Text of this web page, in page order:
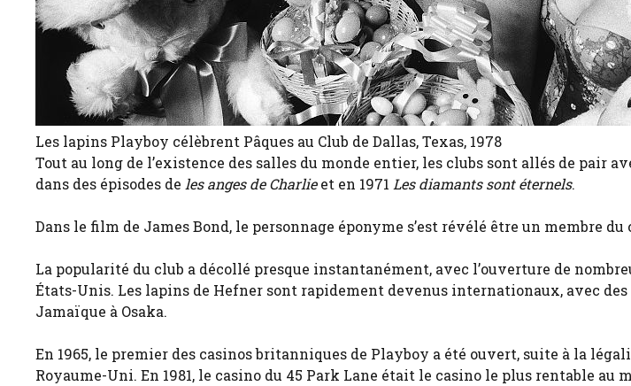
Les lapins Playboy célèbrent Pâques au Club de Dallas, Texas, 1978
Tout au long de l’existence des salles du monde entier, les clubs sont allés de pair
dans des épisodes de les anges de Charlieet en 1971 Les diamants sont éternels.
Dans le film de James Bond, le personnage éponyme s’est révélé être un membre du
La popularité du club a décollé presque instantanément, avec l’ouverture de
États-Unis. Les lapins de Hefner sont rapidement devenus internationaux, avec
Jamaïque à Osaka.
En 1965, le premier des casinos britanniques de Playboy a été ouvert, suite à la
Royaume-Uni. En 1981, le casino du 45 Park Lane était le casino le plus rentable au